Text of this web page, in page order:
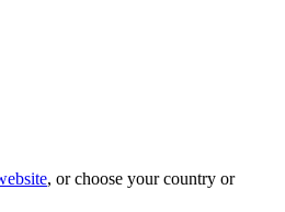
, or choose your country or